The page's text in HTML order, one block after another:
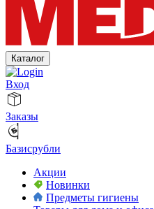
Каталог
Вход
Заказы
Базисрубли
Акции
Новинки
Предметы гигиены